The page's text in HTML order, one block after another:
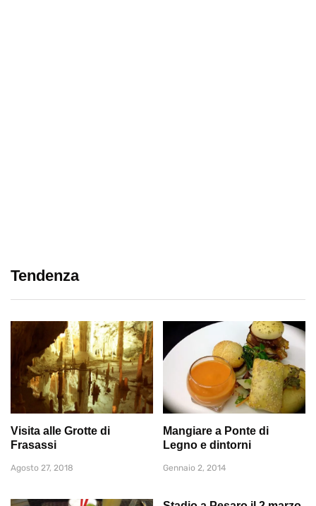
Tendenza
Visita alle Grotte di
Frasassi
Agosto 27, 2018
Mangiare a Ponte di
Legno e dintorni
Gennaio 2, 2014